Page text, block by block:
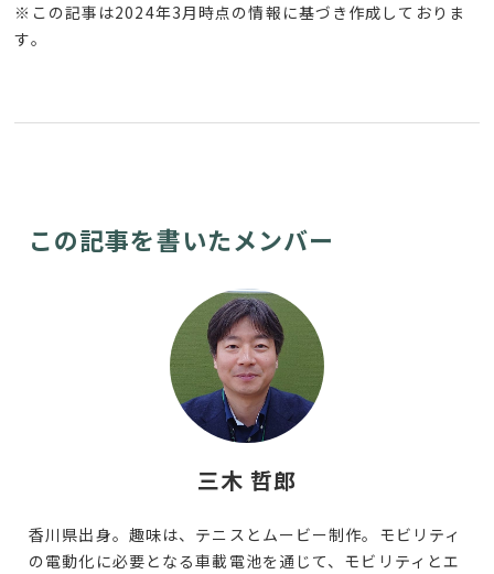
※この記事は2024年3月時点の情報に基づき作成しておりま
す。
この記事を書いたメンバー
三木 哲郎
香川県出身。趣味は、テニスとムービー制作。モビリティ
の電動化に必要となる車載電池を通じて、モビリティとエ